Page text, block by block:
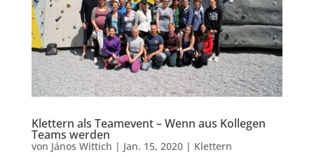
Klettern als Teamevent – Wenn aus Kollegen
Teams werden
von János Wittich | Jan. 15, 2020| Klettern